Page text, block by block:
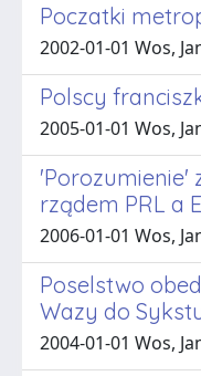
Poczatki
2002-01-01 Wos,
Polscy
2005-01-01 Wos,
'Porozumienie'
rządem PRL a
2006-01-01 Wos,
Poselstwo
Wazy do
2004-01-01 Wos,